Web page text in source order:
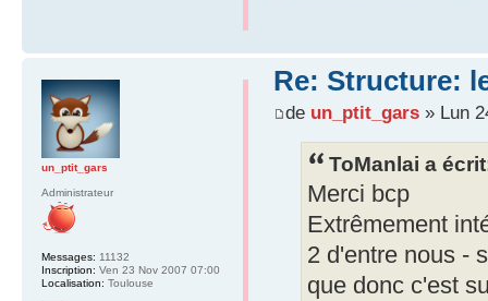
Re: Structure:
de un_ptit_gars» Lun
ToManlai a
Merci bcp
Extrêmement
2 d'entre nous -
que donc c'est
un_ptit_gars
Administrateur
Messages: 11132
Inscription: Ven 23 Nov 2007 07:00
Localisation: Toulouse